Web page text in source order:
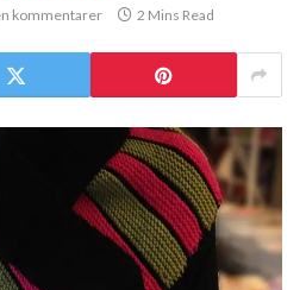
kommentarer 2 Mins Read